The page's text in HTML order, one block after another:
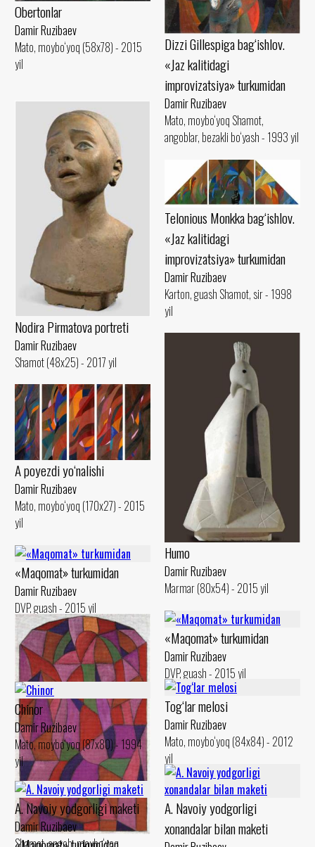
Dizzi Gillespiga bag‘ishlov.
«Jaz kalitidagi
improvizatsiya» turkumidan
Damir Ruzibaev
Mato, moybo‘yoq Shamot,
angoblar, bezakli bo‘yash - 1993 yil
Obertonlar
Damir Ruzibaev
Mato, moybo‘yoq (58x78) - 2015
yil
Nodira Pirmatova portreti
Damir Ruzibaev
Shamot (48x25) - 2017 yil
Telonious Monkka bag‘ishlov.
«Jaz kalitidagi
improvizatsiya» turkumidan
Damir Ruzibaev
Karton, guash Shamot, sir - 1998
yil
Humo
Damir Ruzibaev
Marmar (80x54) - 2015 yil
A poyezdi yo‘nalishi
Damir Ruzibaev
Mato, moybo‘yoq (170x27) - 2015
yil
«Maqomat» turkumidan
Damir Ruzibaev
DVP, guash - 2015 yil
«Maqomat» turkumidan
Damir Ruzibaev
DVP, guash - 2015 yil
Tog‘lar melosi
Damir Ruzibaev
Mato, moybo‘yoq (84x84) - 2012
yil
Chinor
Damir Ruzibaev
Mato, moybo‘yoq (87x80) - 1994
yil
A. Navoiy yodgorligi
xonandalar bilan maketi
A. Navoiy yodgorligi maketi
Damir Ruzibaev